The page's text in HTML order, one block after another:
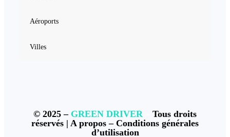
Aéroports
Villes
© 2025 – GREEN DRIVER
Tous droits
réservés | A propos – Conditions générales
d’utilisation